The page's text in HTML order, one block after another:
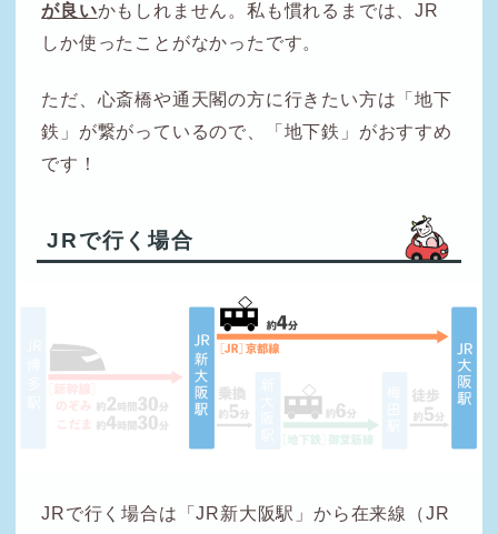
が良いかもしれません。私も慣れるまでは、JR
しか使ったことがなかったです。
ただ、心斎橋や通天閣の方に行きたい方は「地下
鉄」が繋がっているので、「地下鉄」がおすすめ
です！
JRで行く場合
JRで行く場合は「JR新大阪駅」から在来線（JR